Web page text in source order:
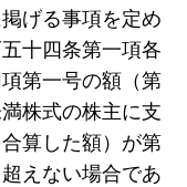
げる事項を定め
十四条第一項各
第一号の額（第
株式の株主に支
算した額）が第
えない場合であ